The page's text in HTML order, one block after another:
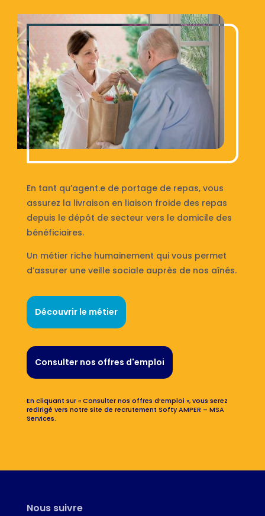
En tant qu’agent.e de portage de repas, vous
assurez la livraison en liaison froide des repas
depuis le dépôt de secteur vers le domicile des
bénéficiaires.
Un métier riche humainement qui vous permet
d’assurer une veille sociale auprès de nos aînés.
Découvrir le métier
Consulter nos offres d'emploi
En cliquant sur « Consulter nos offres d’emploi », vous serez
redirigé vers notre site de recrutement Softy AMPER – MSA
Services.
Nous suivre